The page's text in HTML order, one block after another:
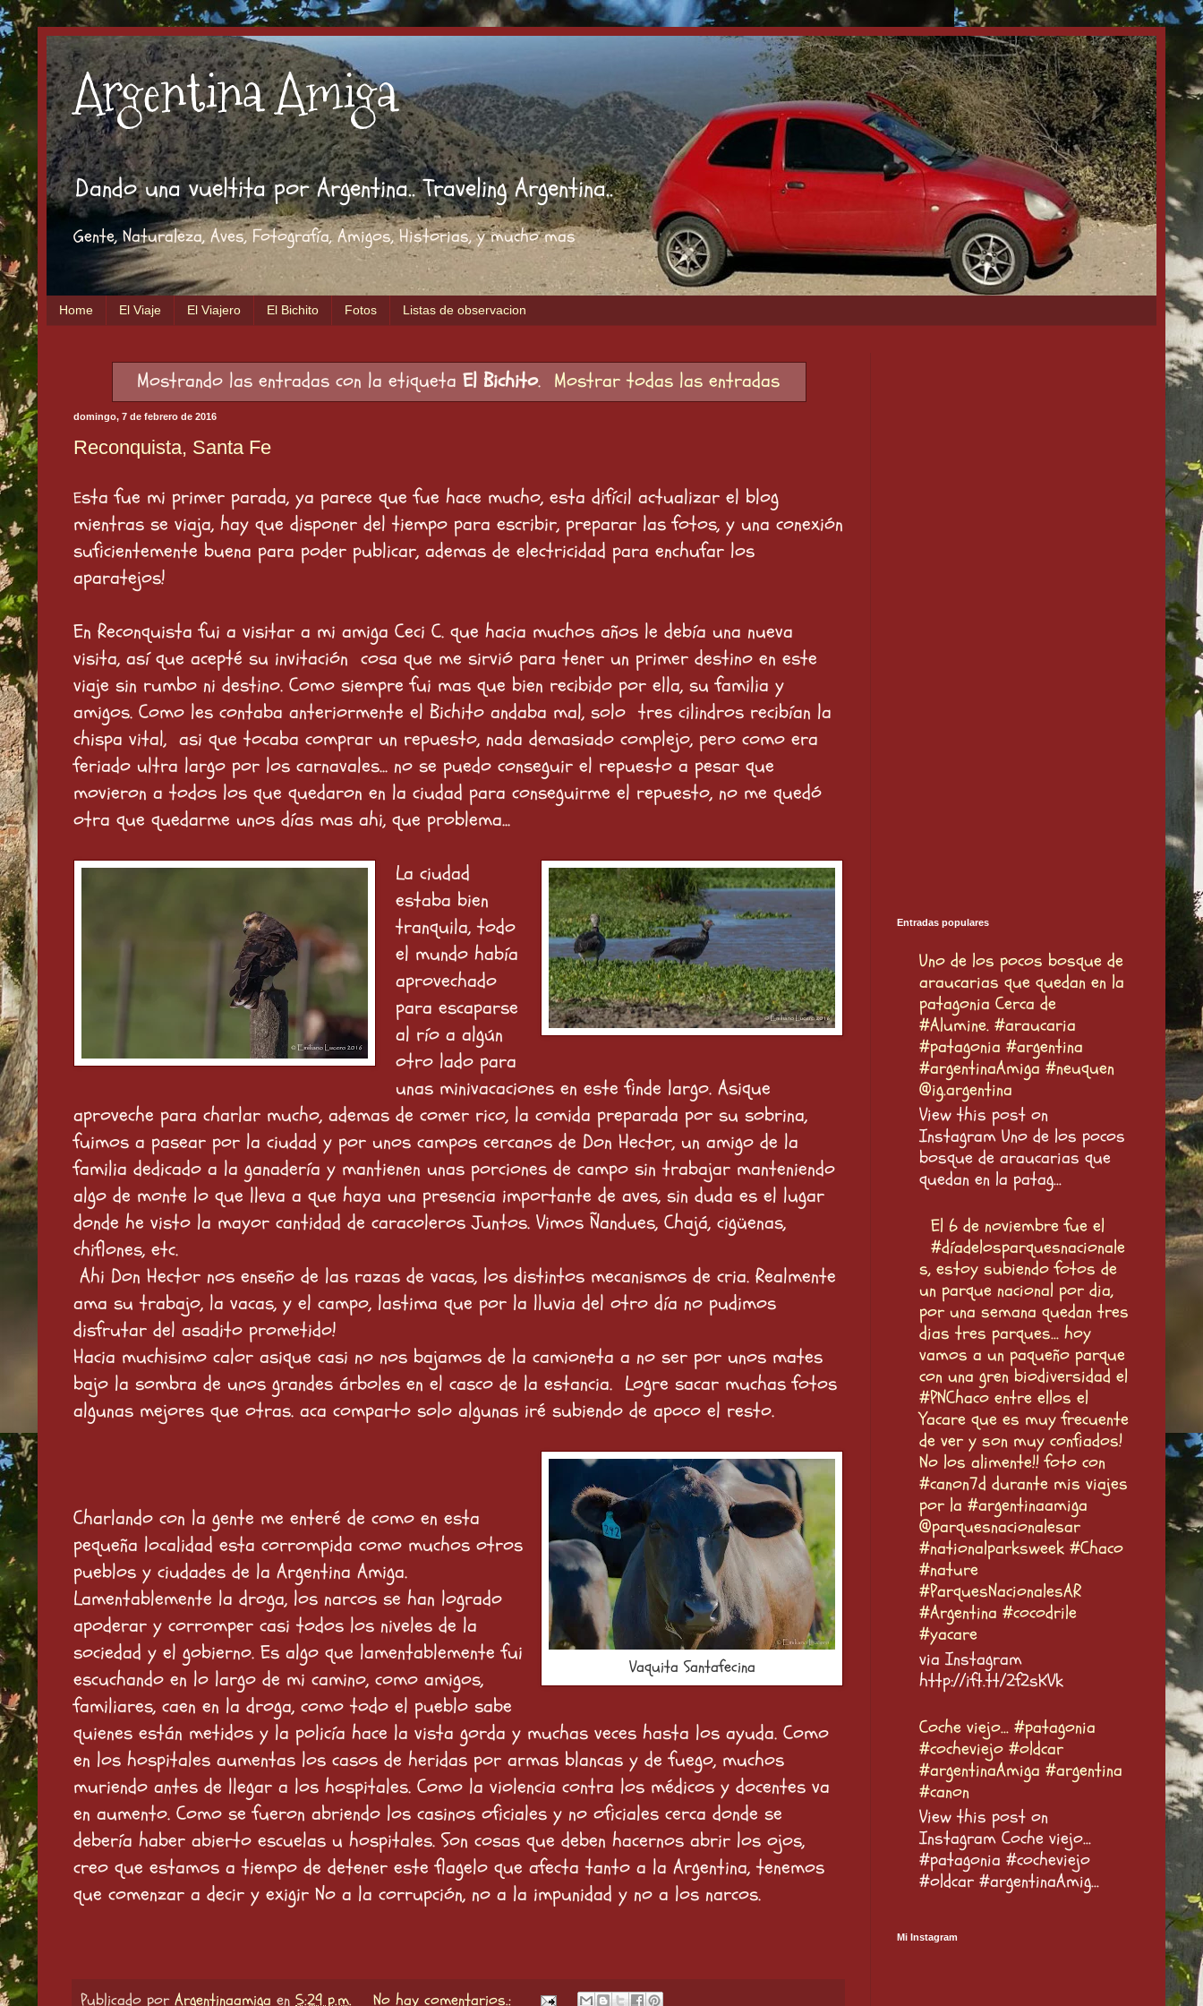
Argentina Amiga
Dando una vueltita por Argentina.. Traveling Argentina..
Gente, Naturaleza, Aves, Fotografía, Amigos, Historias, y mucho mas
Home El Viaje El Viajero El Bichito Fotos Listas de observacion
Mostrando las entradas con la etiqueta El Bichito. Mostrar todas las entradas
domingo, 7 de febrero de 2016
Reconquista, Santa Fe
Esta fue mi primer parada, ya parece que fue hace mucho, esta difícil actualizar el blog
mientras se viaja, hay que disponer del tiempo para escribir, preparar las fotos, y una conexión
suficientemente buena para poder publicar, ademas de electricidad para enchufar los
aparatejos!
En Reconquista fui a visitar a mi amiga Ceci C. que hacia muchos años le debía una nueva
visita, así que acepté su invitación cosa que me sirvió para tener un primer destino en este
viaje sin rumbo ni destino. Como siempre fui mas que bien recibido por ella, su familia y
amigos. Como les contaba anteriormente el Bichito andaba mal, solo tres cilindros recibían la
chispa vital, asi que tocaba comprar un repuesto, nada demasiado complejo, pero como era
feriado ultra largo por los carnavales... no se puedo conseguir el repuesto a pesar que
movieron a todos los que quedaron en la ciudad para conseguirme el repuesto, no me quedó
otra que quedarme unos días mas ahi, que problema...
La ciudad
estaba bien
tranquila, todo
el mundo había
aprovechado
para escaparse
al río a algún
otro lado para
unas minivacaciones en este finde largo. Asique
aproveche para charlar mucho, ademas de comer rico, la comida preparada por su sobrina,
fuimos a pasear por la ciudad y por unos campos cercanos de Don Hector, un amigo de la
familia dedicado a la ganadería y mantienen unas porciones de campo sin trabajar manteniendo
algo de monte lo que lleva a que haya una presencia importante de aves, sin duda es el lugar
donde he visto la mayor cantidad de caracoleros Juntos. Vimos Ñandues, Chajá, cigüenas,
chiflones, etc.
Ahi Don Hector nos enseño de las razas de vacas, los distintos mecanismos de cria. Realmente
ama su trabajo, la vacas, y el campo, lastima que por la lluvia del otro día no pudimos
disfrutar del asadito prometido!
Hacia muchisimo calor asique casi no nos bajamos de la camioneta a no ser por unos mates
bajo la sombra de unos grandes árboles en el casco de la estancia. Logre sacar muchas fotos
algunas mejores que otras. aca comparto solo algunas iré subiendo de apoco el resto.
Vaquita Santafecina
Charlando con la gente me enteré de como en esta
pequeña localidad esta corrompida como muchos otros
pueblos y ciudades de la Argentina Amiga.
Lamentablemente la droga, los narcos se han logrado
apoderar y corromper casi todos los niveles de la
sociedad y el gobierno. Es algo que lamentablemente fui
escuchando en lo largo de mi camino, como amigos,
familiares, caen en la droga, como todo el pueblo sabe
quienes están metidos y la policía hace la vista gorda y muchas veces hasta los ayuda. Como
en los hospitales aumentas los casos de heridas por armas blancas y de fuego, muchos
muriendo antes de llegar a los hospitales. Como la violencia contra los médicos y docentes va
en aumento. Como se fueron abriendo los casinos oficiales y no oficiales cerca donde se
debería haber abierto escuelas u hospitales. Son cosas que deben hacernos abrir los ojos,
creo que estamos a tiempo de detener este flagelo que afecta tanto a la Argentina, tenemos
que comenzar a decir y exigir No a la corrupción, no a la impunidad y no a los narcos.
Publicado por Argentinaamiga en 5:29 p.m.
No hay comentarios.:
Entradas populares
Uno de los pocos bosque de
araucarias que quedan en la
patagonia Cerca de
#Alumine. #araucaria
#patagonia #argentina
#argentinaAmiga #neuquen
@ig.argentina
View this post on
Instagram Uno de los pocos
bosque de araucarias que
quedan en la patag...
El 6 de noviembre fue el
#díadelosparquesnacionale
s, estoy subiendo fotos de
un parque nacional por dia,
por una semana quedan tres
dias tres parques... hoy
vamos a un paqueño parque
con una gren biodiversidad el
#PNChaco entre ellos el
Yacare que es muy frecuente
de ver y son muy confiados!
No los alimente!! foto con
#canon7d durante mis viajes
por la #argentinaamiga
@parquesnacionalesar
#nationalparksweek #Chaco
#nature
#ParquesNacionalesAR
#Argentina #cocodrile
#yacare
via Instagram
http://ift.tt/2f2sKVk
Coche viejo... #patagonia
#cocheviejo #oldcar
#argentinaAmiga #argentina
#canon
View this post on
Instagram Coche viejo...
#patagonia #cocheviejo
#oldcar #argentinaAmig...
Mi Instagram